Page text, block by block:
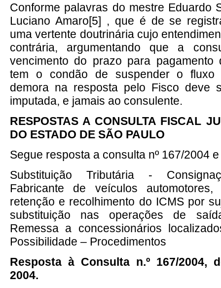
Conforme palavras do mestre Eduardo
Luciano Amaro[5] , que é de se
uma vertente doutrinária cujo
contrária, argumentando que a
vencimento do prazo para pagamento
tem o condão de suspender o fluxo
demora na resposta pelo Fisco deve
imputada, e jamais ao consulente.
RESPOSTAS A CONSULTA FISCAL
DO ESTADO DE SÃO PAULO
Segue resposta a consulta nº 167/2004
Substituição Tributária -
Fabricante de veículos automotores,
retenção e recolhimento do ICMS por
substituição nas operações de
Remessa a concessionários
Possibilidade – Procedimentos
Resposta à Consulta n.º 167/2004,
2004.